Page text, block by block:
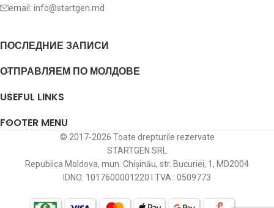
email: info@startgen.md
ПОСЛЕДНИЕ ЗАПИСИ
ОТПРАВЛЯЕМ ПО МОЛДОВЕ
USEFUL LINKS
FOOTER MENU
© 2017-2026 Toate drepturile rezervate
STARTGEN SRL
Republica Moldova, mun. Chișinău, str. Bucuriei, 1, MD2004
IDNO: 1017600001220 I TVA : 0509773